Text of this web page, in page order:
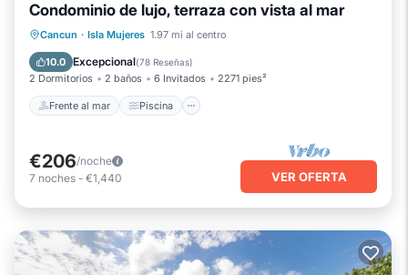
Condominio de lujo, terraza con vista al mar
Cancun · Isla Mujeres 1.97 mi al centro
10.0 Excepcional(78 Reseñas)
2 Dormitorios 2 baños 6 Invitados 2271 pies²
Frente al mar Piscina
Frente al mar Piscina
Balcón/Terraza
€206/noche
7 noches - €1,440 VER OFERTA